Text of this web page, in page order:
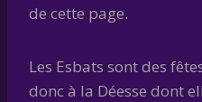
de cette page.
Les Esbats sont des
donc à la Déesse dont